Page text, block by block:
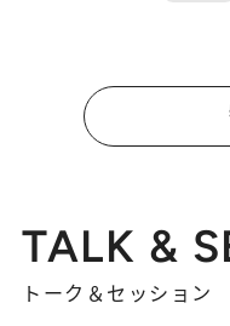
TALK &
トーク＆セッション